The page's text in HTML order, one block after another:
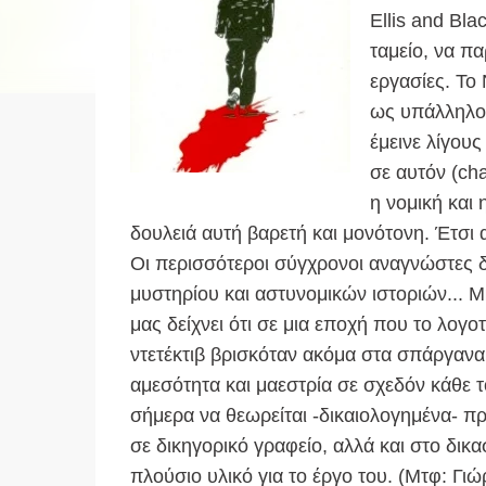
Ellis and
ταμείο, να
εργασίες. Το
ως
έμεινε
σε αυτόν
η νομική
δουλειά αυτή βαρετή και μονότονη.
Οι περισσότεροι σύγχρονοι
μυστηρίου και αστυνομικών ιστοριών...
μας δείχνει ότι σε μια εποχή που το
ντετέκτιβ βρισκόταν ακόμα στα
αμεσότητα και μαεστρία σε σχεδόν
σήμερα να θεωρείται -δικαιολογημένα-
σε δικηγορικό γραφείο, αλλά και στο
πλούσιο υλικό για το έργο του. (Mτφ: